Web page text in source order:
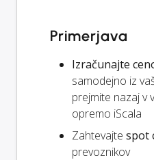
Primerjava
Izračunajte
samodejno iz
prejmite nazaj v
opremo iScala
Zahtevajte spot
prevoznikov